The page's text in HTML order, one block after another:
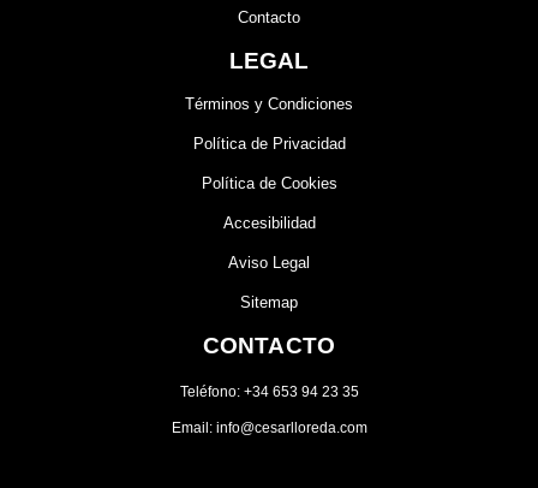
Contacto
LEGAL
Términos y Condiciones
Política de Privacidad
Política de Cookies
Accesibilidad
Aviso Legal
Sitemap
CONTACTO
Teléfono: +34 653 94 23 35
Email: info@cesarlloreda.com